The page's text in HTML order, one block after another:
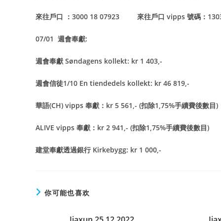
來往戶口 ：3000 18 07923 來往戶口 vipps 號碼：
07/01 週會奉獻:
週會奉獻 Søndagens kollekt: kr 1 403,-
週會信徒1/10 En tiendedels kollekt: kr 46 819,-
華語(CH) vipps 奉獻：kr 5 561,- (扣除1,75%手續費後數目)
ALIVE vipps 奉獻：kr 2 941,- (扣除1,75%手續費後數目)
建堂奉獻透過銀行 Kirkebygg: kr 1 000,-
你可能也喜欢